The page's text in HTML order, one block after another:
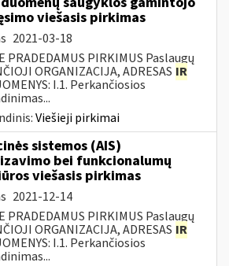
viešasis pirkimas
2021-03-18
PRADEDAMUS PIRKIMUS Paslaugų
ORGANIZACIJA, ADRESAS IR
I.1. Perkančiosios
Viešieji pirkimai
sistemos (AIS)
bei funkcionalumų
viešasis pirkimas
2021-12-14
PRADEDAMUS PIRKIMUS Paslaugų
ORGANIZACIJA, ADRESAS IR
I.1. Perkančiosios